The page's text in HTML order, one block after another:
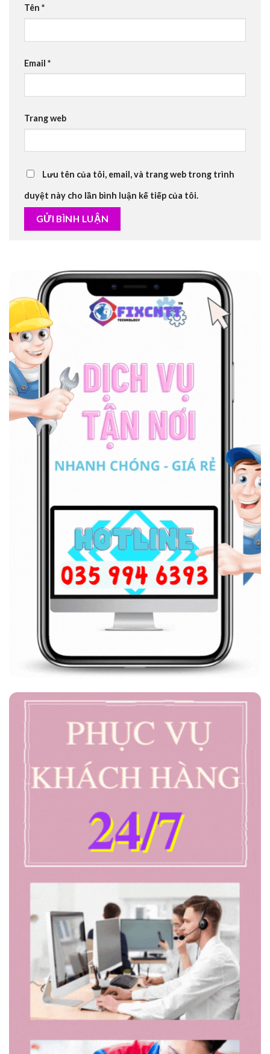
Tên *
Email *
Trang web
Lưu tên của tôi, email, và trang web trong trình
duyệt này cho lần bình luận kế tiếp của tôi.